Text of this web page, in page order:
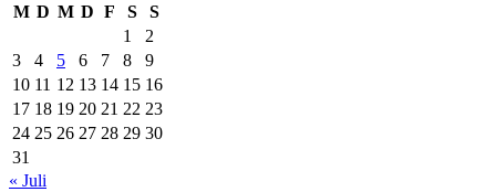
M D M D F S
S
1
2
3
4 5 6 7 8
9
10 11 12 13 14 15 16
17 18 19 20 21 22 23
24 25 26 27 28 29 30
31
« Juli